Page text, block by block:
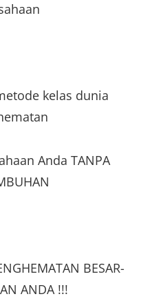
kelas dunia
Anda TANPA
BESAR-
ANDA !!!